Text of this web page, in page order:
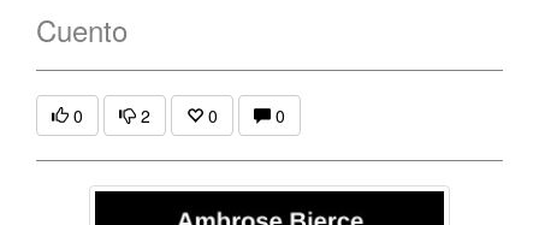
Cuento
0 2 0 0